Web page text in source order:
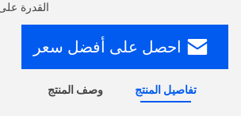
القدرة على
احصل على أفضل سعر
تفاصيل المنتج وصف المنتج